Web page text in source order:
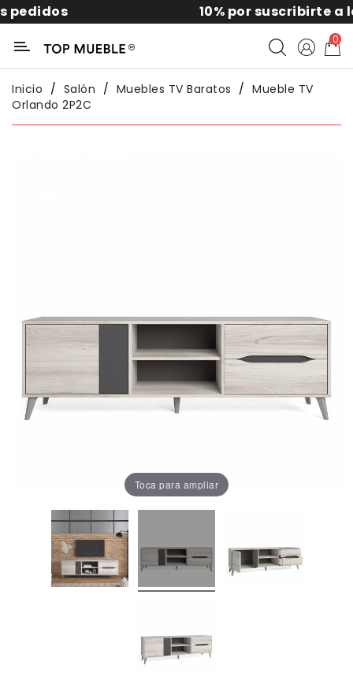
10% por suscribirte a la
Categoría
Dormitorio
Oficina
Lámparas
0
Inicio Salón Muebles TV Baratos
Mueble TV
Orlando 2P2C
Toca para ampliar